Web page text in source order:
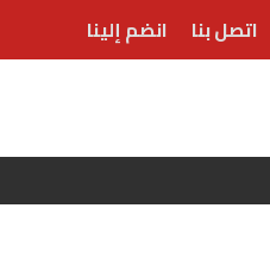
اتصل بنا انضم إلينا